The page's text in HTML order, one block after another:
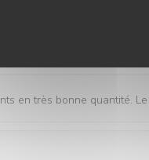
en très bonne quantité.